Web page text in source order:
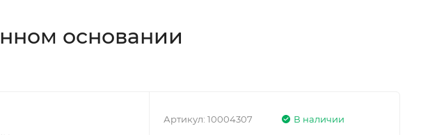
основании
В наличии
Артикул:10004307